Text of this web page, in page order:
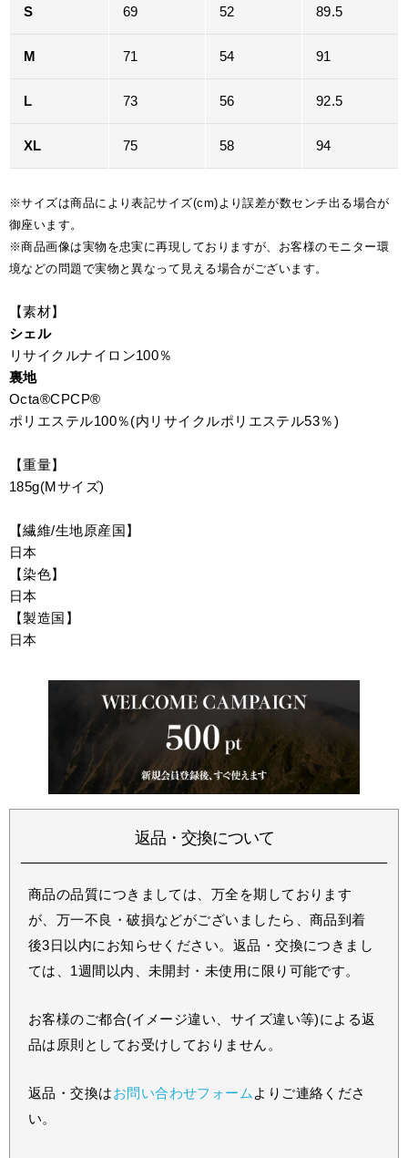
S 69 52 89.5
M 71 54 91
L 73 56 92.5
XL 75 58 94
※サイズは商品により表記サイズ(cm)より誤差が数センチ出る場合が
御座います。
※商品画像は実物を忠実に再現しておりますが、お客様のモニター環
境などの問題で実物と異なって見える場合がございます。
【素材】
シェル
リサイクルナイロン100％
裏地
Octa®CPCP®
ポリエステル100％(内リサイクルポリエステル53％)
【重量】
185g(Mサイズ)
【繊維/生地原産国】
日本
【染色】
日本
【製造国】
日本
返品・交換について
商品の品質につきましては、万全を期しております
が、万一不良・破損などがございましたら、商品到着
後3日以内にお知らせください。返品・交換につきまし
ては、1週間以内、未開封・未使用に限り可能です。
お客様のご都合(イメージ違い、サイズ違い等)による返
品は原則としてお受けしておりません。
返品・交換はお問い合わせフォーム よりご連絡くださ
い。